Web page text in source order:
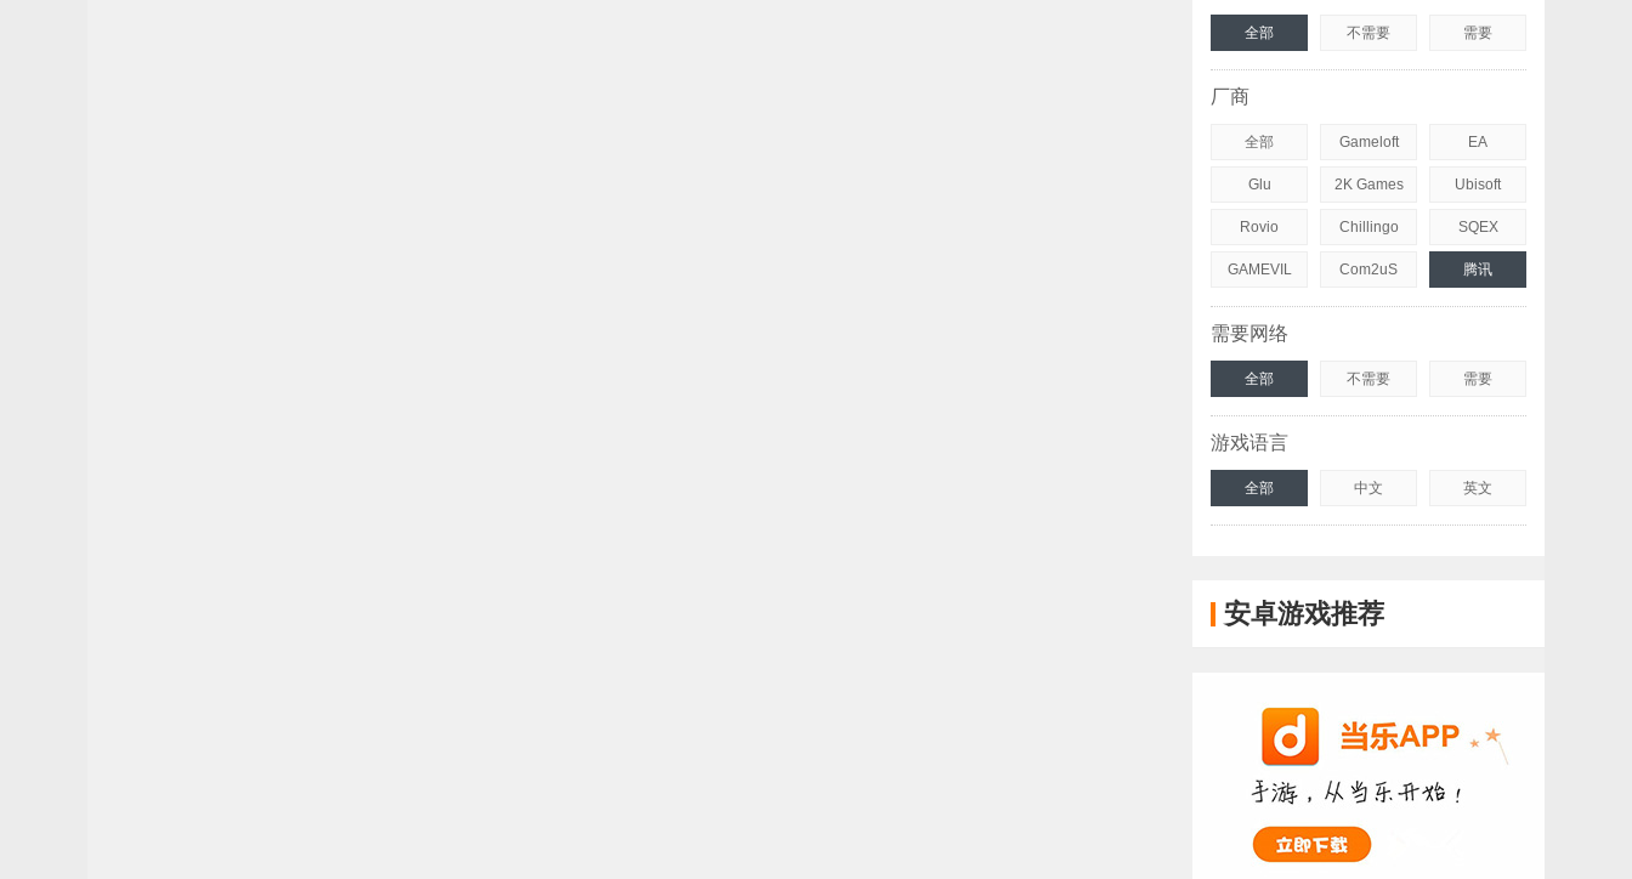
全部 不需要 需要
厂商
全部 Gameloft EA
Glu 2K Games Ubisoft
Rovio Chillingo SQEX
GAMEVIL Com2uS 腾讯
需要网络
全部 不需要 需要
游戏语言
全部 中文 英文
安卓游戏推荐